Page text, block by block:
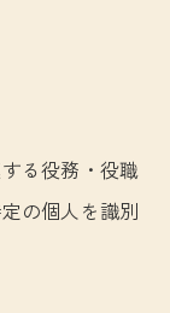
る役務・役職
の個人を識別